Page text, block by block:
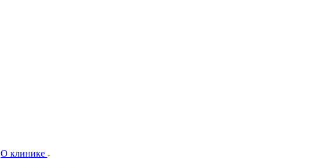
О клинике